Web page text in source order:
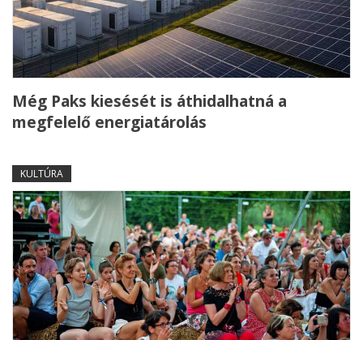
Még Paks kiesését is áthidalhatná a
megfelelő energiatárolás
KULTÚRA